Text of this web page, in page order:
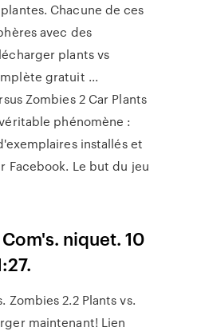
Chacune de ces
avec des
plants vs
gratuit ...
Zombies 2 Car Plants
phénomène :
installés et
Facebook. Le but du jeu
niquet. 10
Zombies 2.2 Plants vs.
maintenant! Lien